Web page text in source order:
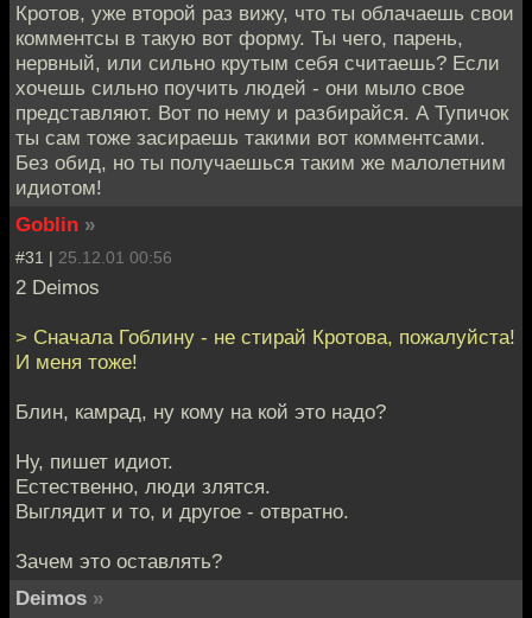
Кротов, уже второй раз вижу, что ты облачаешь свои
комментсы в такую вот форму. Ты чего, парень,
нервный, или сильно крутым себя считаешь? Если
хочешь сильно поучить людей - они мыло свое
представляют. Вот по нему и разбирайся. А Тупичок
ты сам тоже засираешь такими вот комментсами.
Без обид, но ты получаешься таким же малолетним
идиотом!
Goblin »
#31 | 25.12.01 00:56
2 Deimos
> Сначала Гоблину - не стирай Кротова, пожалуйста!
И меня тоже!
Блин, камрад, ну кому на кой это надо?
Ну, пишет идиот.
Естественно, люди злятся.
Выглядит и то, и другое - отвратно.
Зачем это оставлять?
Deimos »